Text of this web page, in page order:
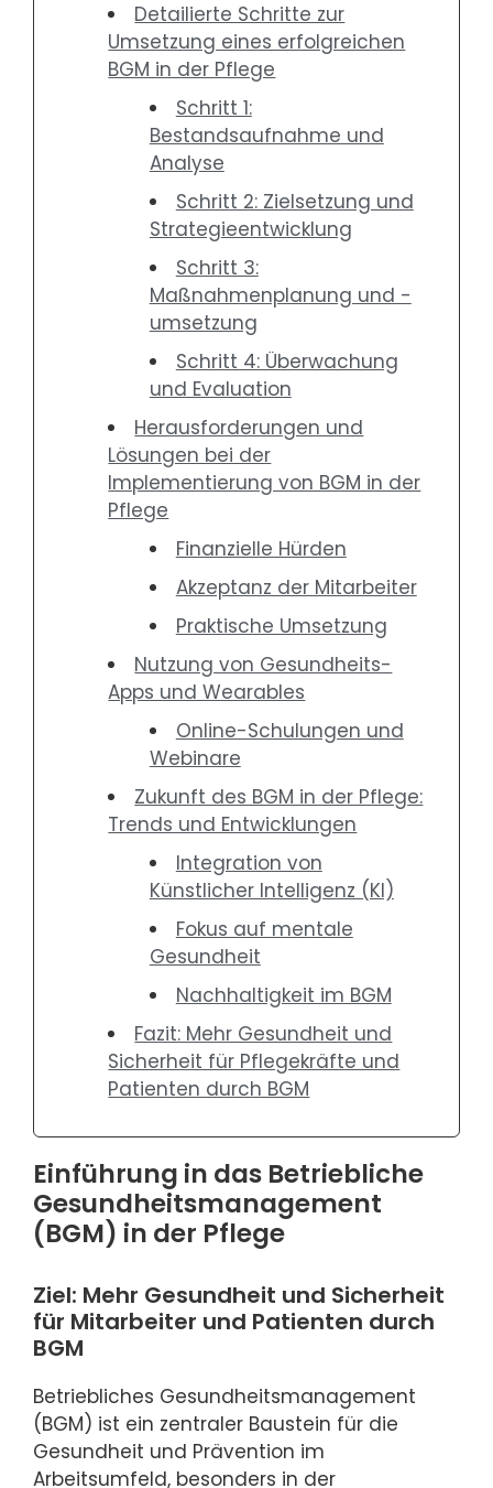
Detailierte Schritte zur
Umsetzung eines erfolgreichen
BGM in der Pflege
Schritt 1:
Bestandsaufnahme und
Analyse
Schritt 2: Zielsetzung und
Strategieentwicklung
Schritt 3:
Maßnahmenplanung und -
umsetzung
Schritt 4: Überwachung
und Evaluation
Herausforderungen und
Lösungen bei der
Implementierung von BGM in der
Pflege
Finanzielle Hürden
Akzeptanz der Mitarbeiter
Praktische Umsetzung
Nutzung von Gesundheits-
Apps und Wearables
Online-Schulungen und
Webinare
Zukunft des BGM in der Pflege:
Trends und Entwicklungen
Integration von
Künstlicher Intelligenz (KI)
Fokus auf mentale
Gesundheit
Nachhaltigkeit im BGM
Fazit: Mehr Gesundheit und
Sicherheit für Pflegekräfte und
Patienten durch BGM
Einführung in das Betriebliche
Gesundheitsmanagement
(BGM) in der Pflege
Ziel: Mehr Gesundheit und Sicherheit
für Mitarbeiter und Patienten durch
BGM
Betriebliches Gesundheitsmanagement
(BGM) ist ein zentraler Baustein für die
Gesundheit und Prävention im
Arbeitsumfeld, besonders in der